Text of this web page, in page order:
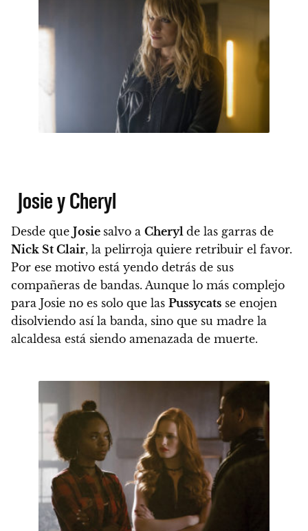
Josie y Cheryl
Desde que Josie salvo a Cheryl de las garras de
Nick St Clair, la pelirroja quiere retribuir el favor.
Por ese motivo está yendo detrás de sus
compañeras de bandas. Aunque lo más complejo
para Josie no es solo que las Pussycats se enojen
disolviendo así la banda, sino que su madre la
alcaldesa está siendo amenazada de muerte.